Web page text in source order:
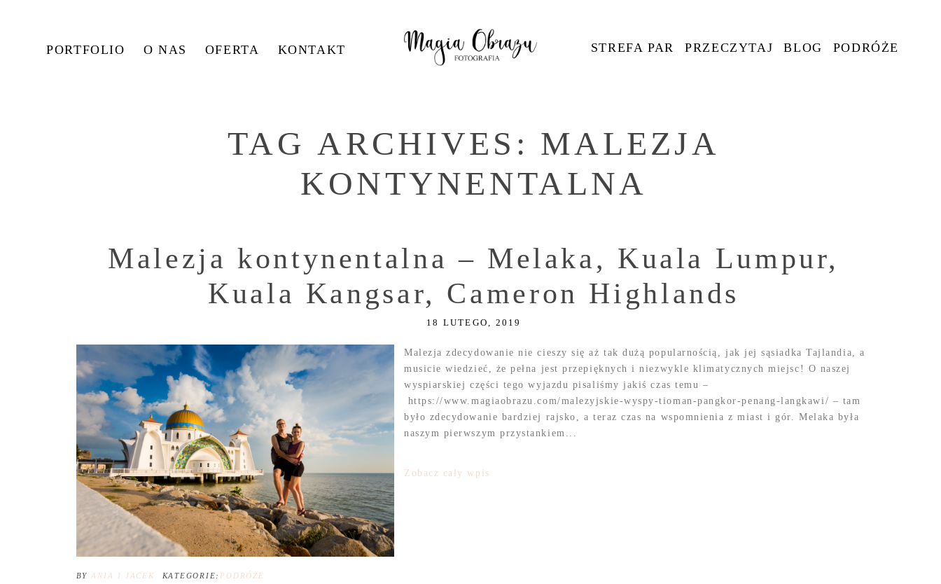
PORTFOLIO O NAS OFERTA KONTAKT STREFA PAR PRZECZYTAJ BLOG PODRÓŻE
TAG ARCHIVES: MALEZJA
KONTYNENTALNA
Malezja kontynentalna – Melaka, Kuala Lumpur,
Kuala Kangsar, Cameron Highlands
18 LUTEGO, 2019
Malezja zdecydowanie nie cieszy się aż tak dużą popularnością, jak jej sąsiadka Tajlandia, a
musicie wiedzieć, że pełna jest przepięknych i niezwykle klimatycznych miejsc! O naszej
wyspiarskiej części tego wyjazdu pisaliśmy jakiś czas temu –
https://www.magiaobrazu.com/malezyjskie-wyspy-tioman-pangkor-penang-langkawi/ – tam
było zdecydowanie bardziej rajsko, a teraz czas na wspomnienia z miast i gór. Melaka była
naszym pierwszym przystankiem...
Zobacz cały wpis
BY ANIA I JACEK KATEGORIE: PODRÓŻE